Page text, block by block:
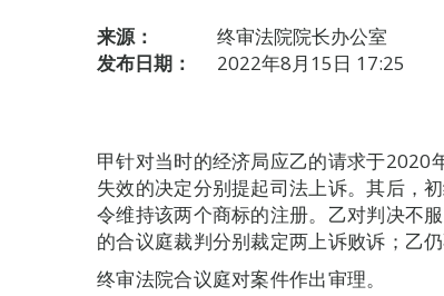
来源：
终审法院院长办公室
发布日期：
2022年8月15日 17:25
甲针对当时的经济局应乙的请求于2020
失效的决定分别提起司法上诉。其后，
令维持该两个商标的注册。乙对判决不
的合议庭裁判分别裁定两上诉败诉；乙
终审法院合议庭对案件作出审理。